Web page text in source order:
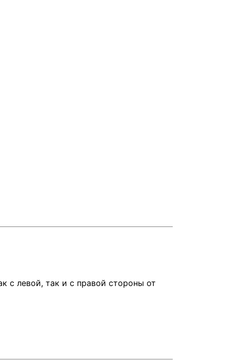
с левой, так и с правой стороны от